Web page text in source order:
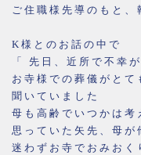
ご住職様先導のもと、
K様とのお話の中で
「 先日、近所で不幸
お寺様での葬儀がとて
聞いていました
母も高齢でいつかは考
思っていた矢先、母が
迷わずお寺でおみおく